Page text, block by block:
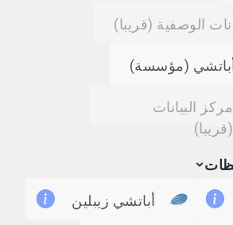
الوصفية (قريبا)
(مؤسسة)
مركز البيانات
(قريبا)
أباتشي زيبلين